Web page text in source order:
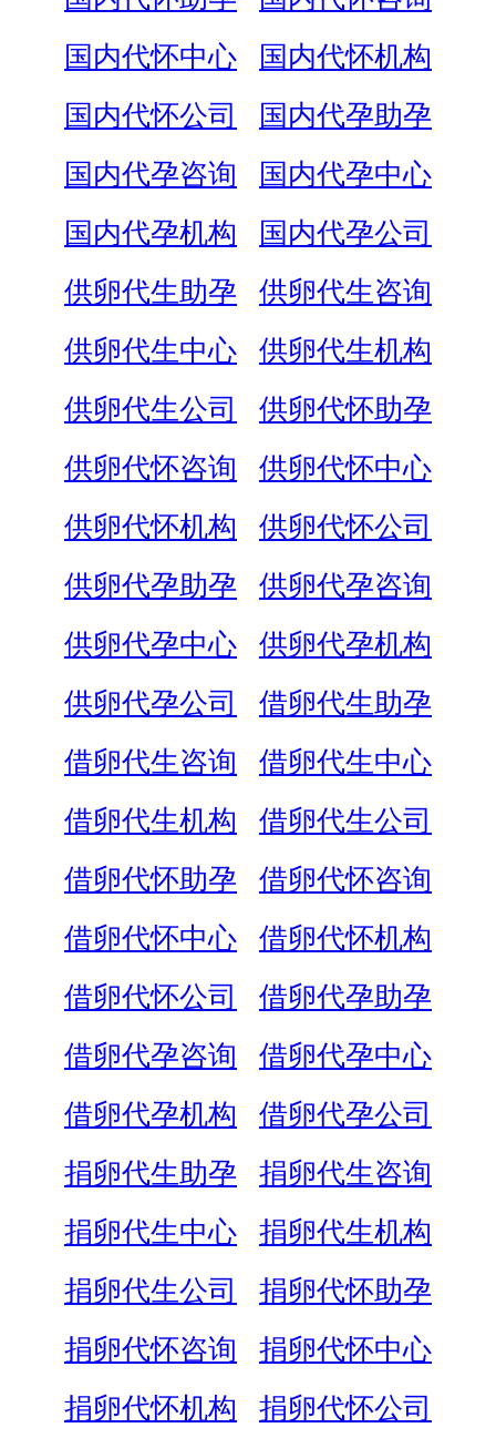
国内代怀中心
国内代怀机构
国内代怀公司
国内代孕助孕
国内代孕咨询
国内代孕中心
国内代孕机构
国内代孕公司
供卵代生助孕
供卵代生咨询
供卵代生中心
供卵代生机构
供卵代生公司
供卵代怀助孕
供卵代怀咨询
供卵代怀中心
供卵代怀机构
供卵代怀公司
供卵代孕助孕
供卵代孕咨询
供卵代孕中心
供卵代孕机构
供卵代孕公司
借卵代生助孕
借卵代生咨询
借卵代生中心
借卵代生机构
借卵代生公司
借卵代怀助孕
借卵代怀咨询
借卵代怀中心
借卵代怀机构
借卵代怀公司
借卵代孕助孕
借卵代孕咨询
借卵代孕中心
借卵代孕机构
借卵代孕公司
捐卵代生助孕
捐卵代生咨询
捐卵代生中心
捐卵代生机构
捐卵代生公司
捐卵代怀助孕
捐卵代怀咨询
捐卵代怀中心
捐卵代怀机构
捐卵代怀公司